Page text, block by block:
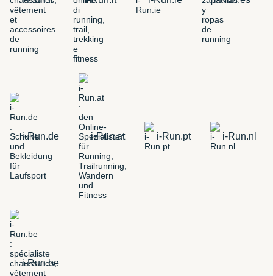
i-Run.de i-Run.at i-Run.pt i-Run.nl
i-Run.be